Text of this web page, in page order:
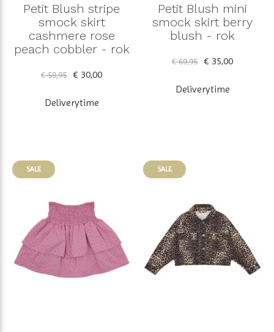
Petit Blush stripe
smock skirt
cashmere rose
peach cobbler - rok
€ 59,95 € 30,00
Deliverytime
Petit Blush mini
smock skirt berry
blush - rok
€ 69,95 € 35,00
Deliverytime
SALE SALE